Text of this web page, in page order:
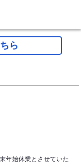
ら
年始休業とさせていた